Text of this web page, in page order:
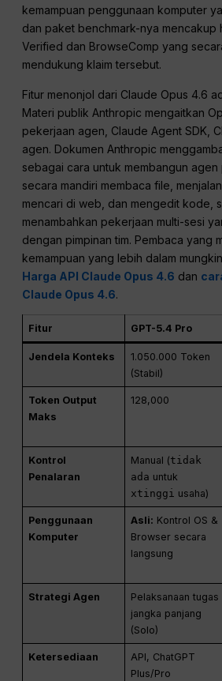
kemampuan penggunaan komputer
dan paket benchmark-nya mencakup
Verified dan BrowseComp yang
mendukung klaim tersebut.
Fitur menonjol dari Claude Opus 4.6
Materi publik Anthropic mengaitkan
pekerjaan agen, Claude Agent SDK,
agen. Dokumen Anthropic
sebagai cara untuk membangun
secara mandiri membaca file,
mencari di web, dan mengedit kode,
menambahkan pekerjaan multi-sesi
dengan pimpinan tim. Pembaca yang
kemampuan yang lebih dalam
Harga API Claude Opus 4.6 dan
Claude Opus 4.6.
Fitur GPT-5.4 Pro
Jendela Konteks
1.050.000 Token
(Stabil)
Token Output
Maks
128,000
Kontrol
Penalaran
Manual (tidak
ada untuk
xtinggi usaha)
Penggunaan
Komputer
Asli: Kontrol OS &
Browser secara
langsung
Strategi Agen
Pelaksanaan tugas
jangka panjang
(Solo)
Ketersediaan
API, ChatGPT
Plus/Pro